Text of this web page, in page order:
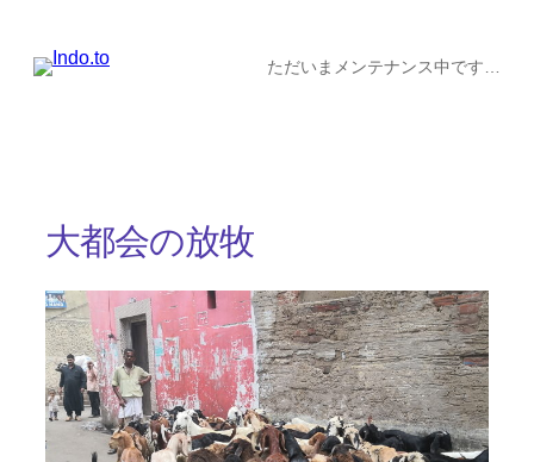
ただいまメンテナンス中です…
大都会の放牧